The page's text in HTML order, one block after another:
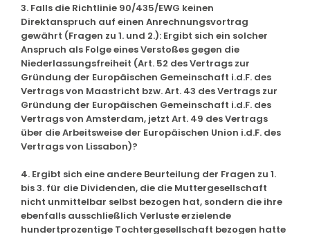
3. Falls die Richtlinie 90/435/EWG keinen
Direktanspruch auf einen Anrechnungsvortrag
gewährt (Fragen zu 1. und 2.): Ergibt sich ein solcher
Anspruch als Folge eines Verstoßes gegen die
Niederlassungsfreiheit (Art. 52 des Vertrags zur
Gründung der Europäischen Gemeinschaft i.d.F. des
Vertrags von Maastricht bzw. Art. 43 des Vertrags zur
Gründung der Europäischen Gemeinschaft i.d.F. des
Vertrags von Amsterdam, jetzt Art. 49 des Vertrags
über die Arbeitsweise der Europäischen Union i.d.F. des
Vertrags von Lissabon)?
4. Ergibt sich eine andere Beurteilung der Fragen zu 1.
bis 3. für die Dividenden, die die Muttergesellschaft
nicht unmittelbar selbst bezogen hat, sondern die ihre
ebenfalls ausschließlich Verluste erzielende
hundertprozentige Tochtergesellschaft bezogen hatte